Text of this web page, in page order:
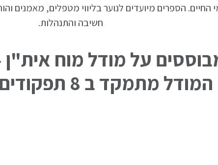
הספרים מיועדים לנוער בליווי מטפלים, מאמנים
חשיבה והתנהלות.
על מודל מוח אית"ן
המודל מתמקד ב 8 תפקודים ניהוליים: